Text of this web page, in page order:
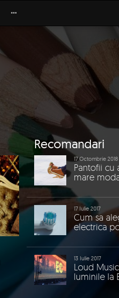
Recomandari
17 Octombrie 2018
Pantofii cu
mare
17 Iulie 2017
Cum sa
electrica
13 Iulie 2017
Loud
luminile la